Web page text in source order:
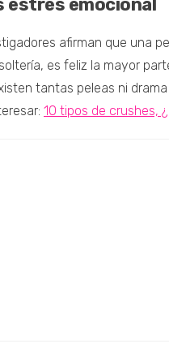
estrés emocional
afirman que una
soltería, es feliz la mayor
tantas peleas ni drama
10 tipos de crushes,